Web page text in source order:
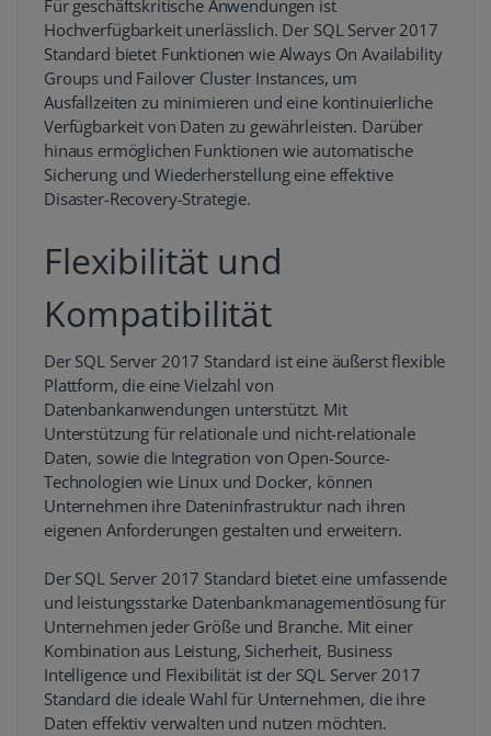
Für geschäftskritische Anwendungen ist
Hochverfügbarkeit unerlässlich. Der SQL Server 2017
Standard bietet Funktionen wie Always On Availability
Groups und Failover Cluster Instances, um
Ausfallzeiten zu minimieren und eine kontinuierliche
Verfügbarkeit von Daten zu gewährleisten. Darüber
hinaus ermöglichen Funktionen wie automatische
Sicherung und Wiederherstellung eine effektive
Disaster-Recovery-Strategie.
Flexibilität und
Kompatibilität
Der SQL Server 2017 Standard ist eine äußerst flexible
Plattform, die eine Vielzahl von
Datenbankanwendungen unterstützt. Mit
Unterstützung für relationale und nicht-relationale
Daten, sowie die Integration von Open-Source-
Technologien wie Linux und Docker, können
Unternehmen ihre Dateninfrastruktur nach ihren
eigenen Anforderungen gestalten und erweitern.
Der SQL Server 2017 Standard bietet eine umfassende
und leistungsstarke Datenbankmanagementlösung für
Unternehmen jeder Größe und Branche. Mit einer
Kombination aus Leistung, Sicherheit, Business
Intelligence und Flexibilität ist der SQL Server 2017
Standard die ideale Wahl für Unternehmen, die ihre
Daten effektiv verwalten und nutzen möchten.